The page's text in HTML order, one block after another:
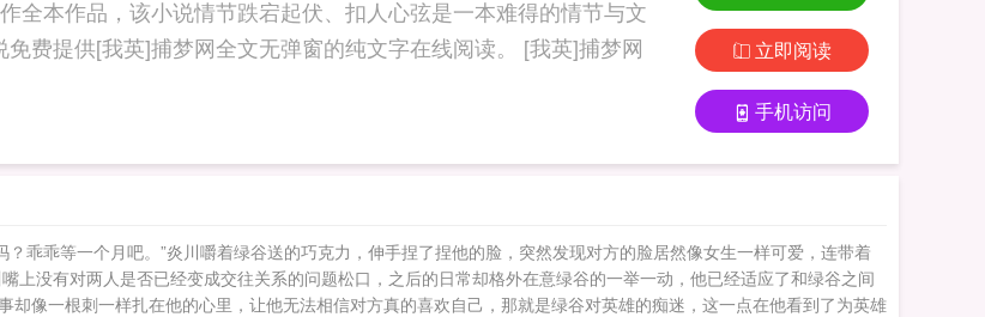
全本作品，该小说情节跌宕起伏、扣人心弦是一本难得的情节与文
笔俱佳的好书，919言情小说免费提供[我英]捕梦网全文无弹窗的纯文字在线阅读。 [我英]捕梦网
立即阅读
手机访问
乖乖等一个月吧。”炎川嚼着绿谷送的巧克力，伸手捏了捏他的脸，突然发现对方的脸居然像女生一样可爱，连带着
上没有对两人是否已经变成交往关系的问题松口，之后的日常却格外在意绿谷的一举一动，他已经适应了和绿谷之间
像一根刺一样扎在他的心里，让他无法相信对方真的喜欢自己，那就是绿谷对英雄的痴迷，这一点在他看到了为英雄